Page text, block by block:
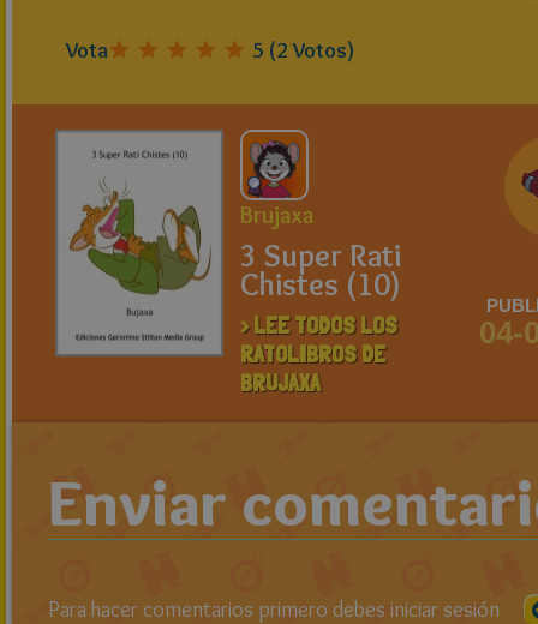
Vota 5 (2Votos)
Brujaxa
3 Super Rati
Chistes (10)
> LEE TODOS LOS
RATOLIBROS DE
BRUJAXA
04-
Enviar
Para hacer comentarios primero debes iniciar sesión